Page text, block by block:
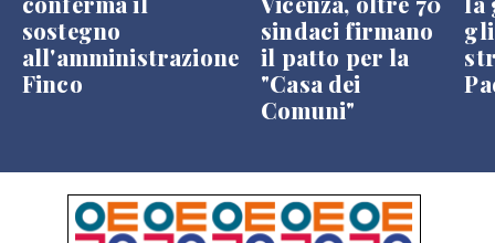
sostegno
all'amministrazione
Finco
sindaci firmano
il patto per la
"Casa dei
Comuni"